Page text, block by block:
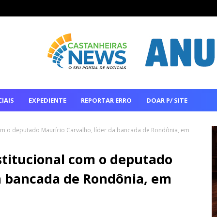
EXPEDIENTE REPORTAR ERRO DOAR P/ SITE
o deputado Maurício Carvalho, líder da bancada de Rondônia, em
com o deputado
de Rondônia, em